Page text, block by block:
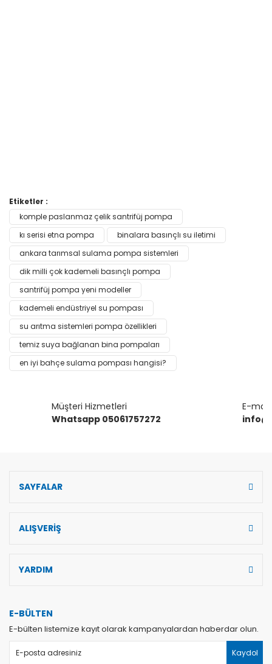
Bu ürüne ilk yorumu siz yapın!
Yorum Yaz
Bu ürünün fiyat bilgisi, resim, ürün açıklamalarında ve diğer
konularda yetersiz gördüğünüz noktaları öneri formunu
kullanarak tarafımıza iletebilirsiniz.
Görüş ve önerileriniz için teşekkür ederiz.
Ürün resmi kalitesiz, bozuk veya görüntülenemiyor.
Ürün açıklamasında eksik bilgiler bulunuyor.
Ürün bilgilerinde hatalar bulunuyor.
Ürün fiyatı diğer sitelerden daha pahalı.
Bu ürüne benzer farklı alternatifler olmalı.
Gönder
Etiketler :
komple paslanmaz çelik santrifüj pompa
kı serisi etna pompa
binalara basınçlı su iletimi
ankara tarımsal sulama pompa sistemleri
dik milli çok kademeli basınçlı pompa
santrifüj pompa yeni modeller
kademeli endüstriyel su pompası
su arıtma sistemleri pompa özellikleri
temiz suya bağlanan bina pompaları
en iyi bahçe sulama pompası hangisi?
Müşteri Hizmetleri
Whatsapp 05061757272
E-mail
SAYFALAR
ALIŞVERİŞ
YARDIM
E-BÜLTEN
E-bülten listemize kayıt olarak kampanyalardan haberdar olun.
Kaydol